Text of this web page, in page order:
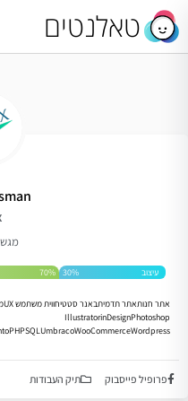
טאלנטים
70% 30% עיצוב
אתר חנותאתר תדמיתבאנר סטטיחווית משתמש UX
IllustratorinDesignPhotoshop
PHPSQLUmbracoWooCommerceWordpress
פרופיל פייסבוק תיק העבודות